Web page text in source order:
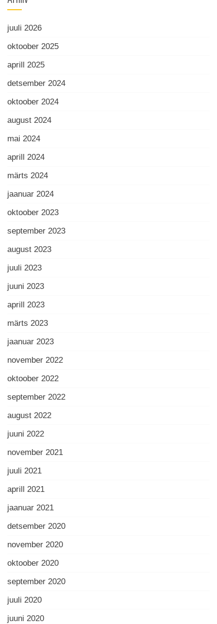
juuli 2026
oktoober 2025
aprill 2025
detsember 2024
oktoober 2024
august 2024
mai 2024
aprill 2024
märts 2024
jaanuar 2024
oktoober 2023
september 2023
august 2023
juuli 2023
juuni 2023
aprill 2023
märts 2023
jaanuar 2023
november 2022
oktoober 2022
september 2022
august 2022
juuni 2022
november 2021
juuli 2021
aprill 2021
jaanuar 2021
detsember 2020
november 2020
oktoober 2020
september 2020
juuli 2020
juuni 2020